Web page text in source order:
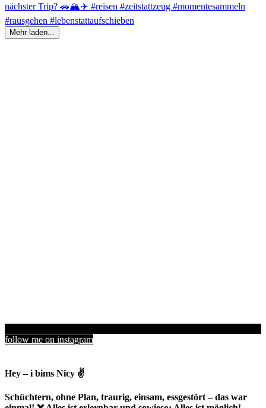
Mehr laden...
follow me on instagram
Hey – i bims Nicy ✌
Schüchtern, ohne Plan, traurig, einsam, essgestört – das war